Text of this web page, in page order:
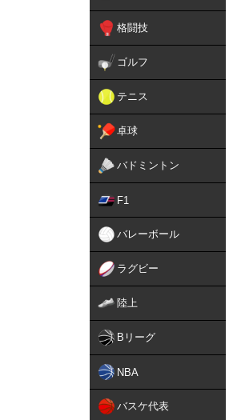
格闘技
ゴルフ
テニス
卓球
バドミントン
F1
バレーボール
ラグビー
陸上
Bリーグ
NBA
バスケ代表